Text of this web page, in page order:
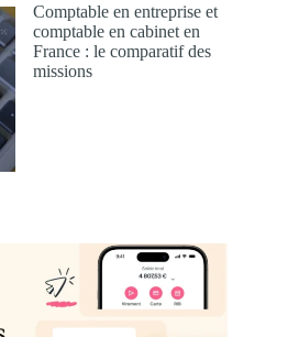
Comptable en entreprise et
comptable en cabinet en
France : le comparatif des
missions